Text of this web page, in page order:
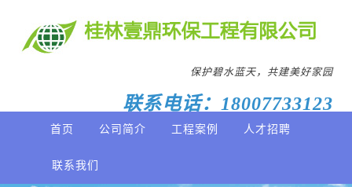
保护碧水蓝天，共建美好家园
联系电话：18007733123
首页 公司简介 工程案例 人才招聘
联系我们